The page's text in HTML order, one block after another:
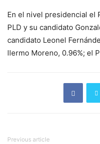
En el nivel presiden­cial el
PLD y su candidato
candidato Leo­nel
llermo Moreno, 0.96%; el
Previous article